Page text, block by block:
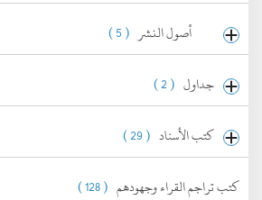
أصول النشر ( 5 )
جداول ( 2 )
كتب الأسناد ( 29 )
كتب تراجم القراء وجهودهم ( 128 )